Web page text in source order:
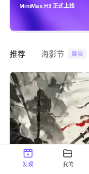
MiniMax H3 正式上线
推荐 海影节 展映
发现 我的